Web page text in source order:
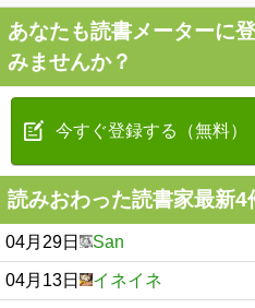
あなたも読書メーターに
みませんか？
今すぐ登録する（無料）
読みおわった読書家最新4
04月29日 San
04月13日 イネイネ